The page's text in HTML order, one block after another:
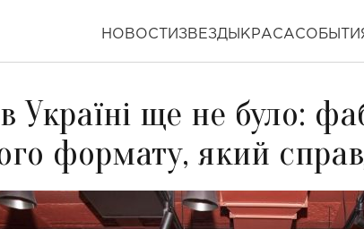
НОВОСТИ ЗВЕЗДЫ КРАСА
Україні ще не було:
формату, який